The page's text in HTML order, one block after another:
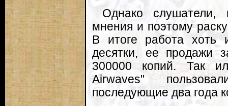
Однако слушатели,
мнения и поэтому
В итоге работа хоть
десятки, ее продажи
300000 копий. Так
Airwaves"
последующие два года